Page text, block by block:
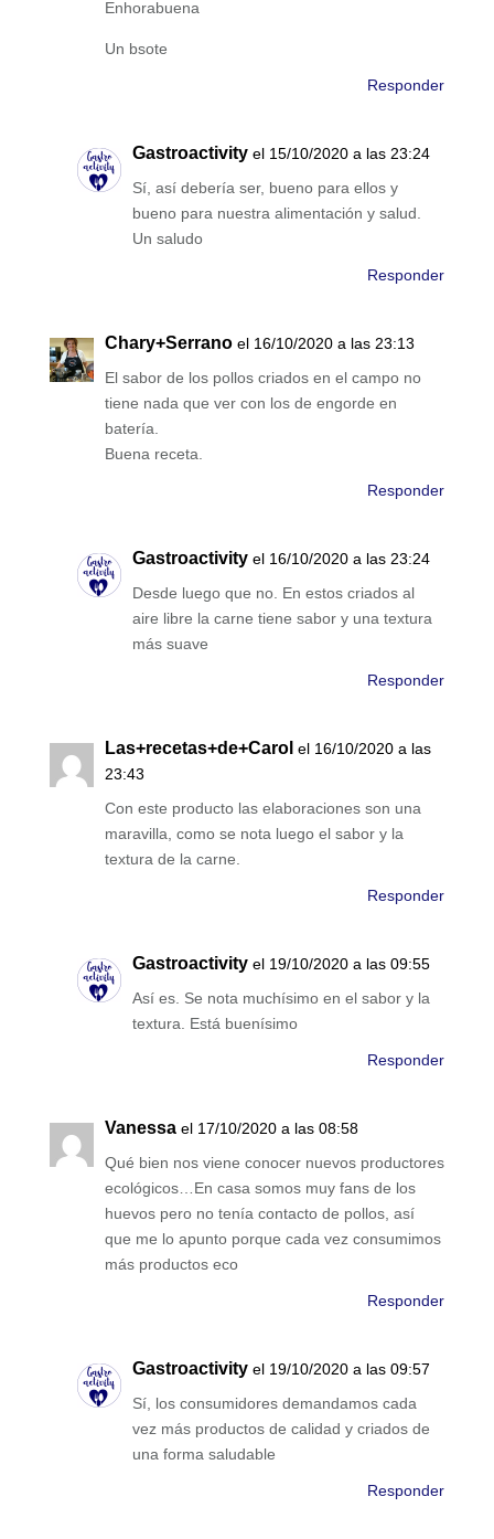
Enhorabuena
Un bsote
Responder
Gastroactivity el 15/10/2020 a las 23:24
Sí, así debería ser, bueno para ellos y
bueno para nuestra alimentación y salud.
Un saludo
Responder
Chary+Serrano el 16/10/2020 a las 23:13
El sabor de los pollos criados en el campo no
tiene nada que ver con los de engorde en
batería.
Buena receta.
Responder
Gastroactivity el 16/10/2020 a las 23:24
Desde luego que no. En estos criados al
aire libre la carne tiene sabor y una textura
más suave
Responder
Las+recetas+de+Carol el 16/10/2020 a las
23:43
Con este producto las elaboraciones son una
maravilla, como se nota luego el sabor y la
textura de la carne.
Responder
Gastroactivity el 19/10/2020 a las 09:55
Así es. Se nota muchísimo en el sabor y la
textura. Está buenísimo
Responder
Vanessa el 17/10/2020 a las 08:58
Qué bien nos viene conocer nuevos productores
ecológicos…En casa somos muy fans de los
huevos pero no tenía contacto de pollos, así
que me lo apunto porque cada vez consumimos
más productos eco
Responder
Gastroactivity el 19/10/2020 a las 09:57
Sí, los consumidores demandamos cada
vez más productos de calidad y criados de
una forma saludable
Responder